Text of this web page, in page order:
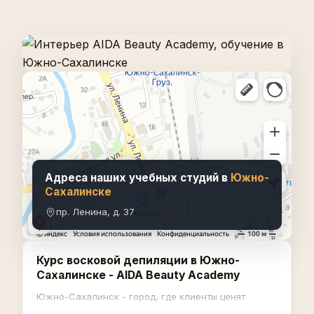
Адреса наших учебных студий в Южно-
Сахалинске
пр. Ленина, д. 37
Курс восковой депиляции в Южно-
Сахалинске - AIDA Beauty Academy
Южно-Сахалинск - город, где клиенты ценят